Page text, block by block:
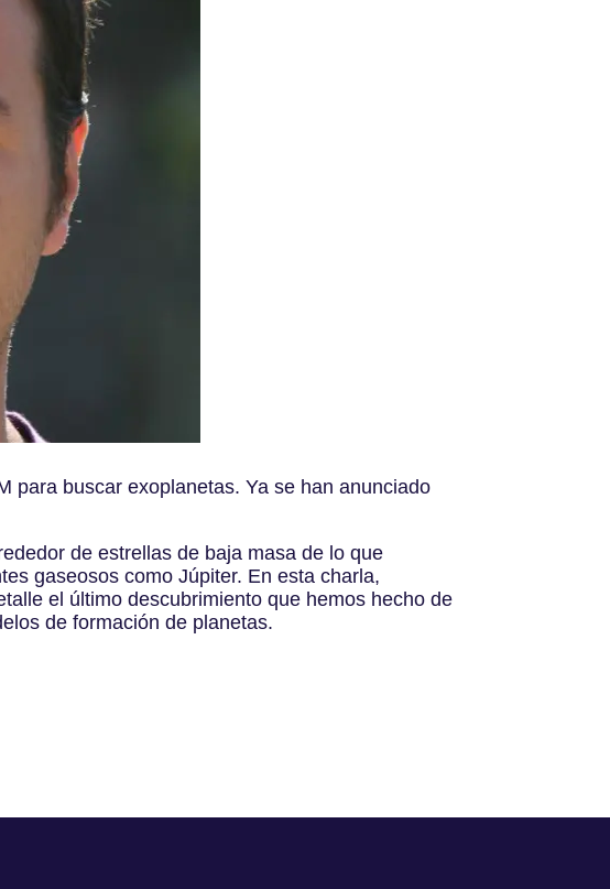
para buscar exoplanetas. Ya se han anunciado
de estrellas de baja masa de lo que
gaseosos como Júpiter. En esta charla,
el último descubrimiento que hemos hecho de
de formación de planetas.